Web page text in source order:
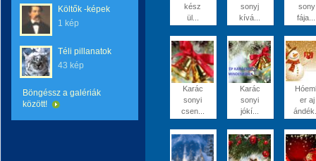
Költők -képek
1 kép
Téli pillanatok
43 kép
Böngéssz a galériák
között!
kész
ül...
sonyj
kívá...
sony
Karác
sonyi
csen...
Karác
sonyi
jókí...
er aj